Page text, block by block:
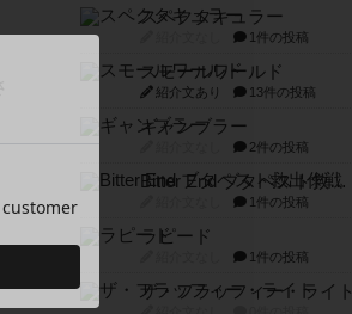
スペクタキュラー
1件の投稿
スモールワールド
紹介文あり 13件の投稿
ギャンブラー
2件の投稿
Bitter End ブタペスト救出作戦
1件の投稿
ラピード
1件の投稿
ザ・フラッフィー・ライト